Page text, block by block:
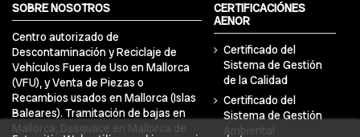
SOBRE NOSOTROS
Centro autorizado de
Descontaminación y Reciclaje de
Vehículos Fuera de Uso en Mallorca
(VFU), y Venta de Piezas o
Recambios usados en Mallorca (Islas
Baleares). Tramitación de bajas en
Mallorca, Desguace en Mallorca de
CERTIFICACIÓNES
AENOR
Certificado del
Sistema de Gestión
de la Calidad
Certificado del
Sistema de Gestión
Ambiental